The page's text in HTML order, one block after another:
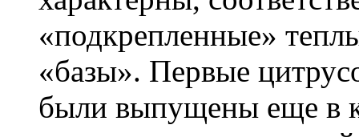
«подкрепленные»
«базы». Первые
были выпущены еще в